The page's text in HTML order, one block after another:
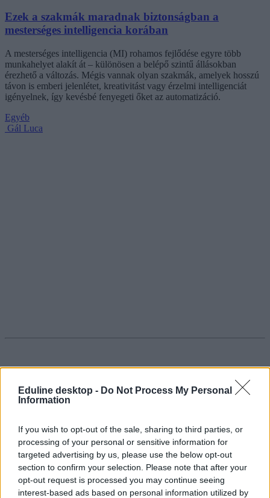
Eduline desktop - Do Not Process My Personal
Information
If you wish to opt-out of the sale, sharing to third parties, or
processing of your personal or sensitive information for
targeted advertising by us, please use the below opt-out
section to confirm your selection. Please note that after your
opt-out request is processed you may continue seeing
interest-based ads based on personal information utilized by
Ezek a szakmák maradnak biztonságban a
mesterséges intelligencia korában
A mesterséges intelligencia (MI) rohamos fejlődése egyre több
munkahelyet alakít át – különösen a belépő szintű állásokban
érezhető a változás. Mégis vannak olyan szakmák, amelyek hosszú
távon is emberi jelenlétet, kreativitást vagy érzelmi intelligenciát
igényelnek, így kevésbé fenyegeti őket az automatizáció.
Egyéb
Gál Luca
Minden ötödik friss diplomás tartósan külföldön
szeretne dolgozni
külföldi munkalehetőségben gondolkodik.
Egyéb
Kurucz-Gáspár Tünde